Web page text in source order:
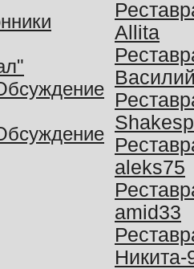
Allita
aleks75
amid33
Никита-